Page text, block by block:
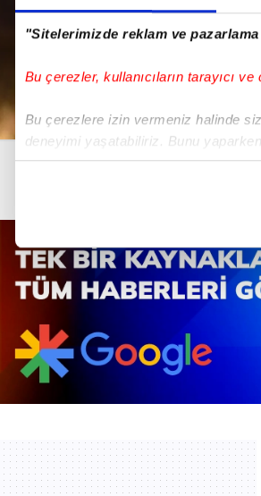
"Sitelerimizde reklam ve
Bu çerezler, kullanıcıların tarayıcı ve
Bu çerezlere izin vermeniz halinde
deneyimi yaşatabiliriz. Bunu
içerikleri sunabilmek adına
Her halükârda, kullanıcılar, bu
Sizlere daha iyi bir hizmet
çerezler vasıtasıyla çeşitli kişisel
amacıyla kullanılmaktadır. Diğer
reklam/pazarlama faaliyetlerinin
Çerezlere ilişkin tercihlerinizi
Çerez
6698 sayılı Kişisel Verilerin
mevzuata uygun olarak kullanılan
Herhangi bir diyete